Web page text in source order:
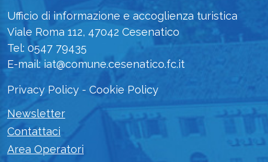
Ufficio di informazione e accoglienza turistica
Viale Roma 112, 47042 Cesenatico
Tel: 0547 79435
E-mail: iat@comune.cesenatico.fc.it
Privacy Policy - Cookie Policy
Newsletter
Contattaci
Area Operatori